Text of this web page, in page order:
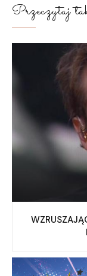
Przeczytaj